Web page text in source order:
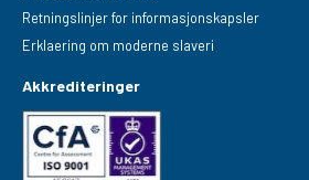
Retningslinjer for informasjonskapsler
Erklaering om moderne slaveri
Akkrediteringer